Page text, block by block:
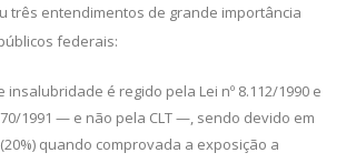
três entendimentos de grande importância
federais:
insalubridade é regido pela Lei nº 8.112/1990 e
1991 — e não pela CLT —, sendo devido em
quando comprovada a exposição a